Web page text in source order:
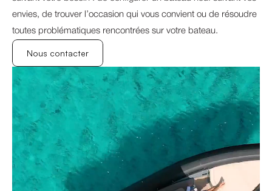
envies, de trouver l’occasion qui vous convient ou de résoudre
toutes problématiques rencontrées sur votre bateau.
Nous contacter
Nous contacter